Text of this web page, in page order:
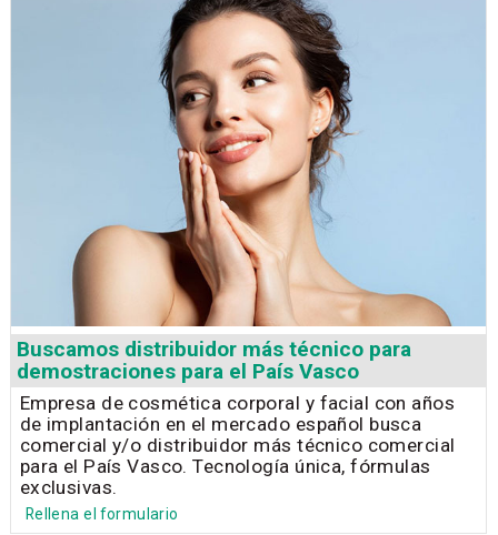
Buscamos distribuidor más técnico para
demostraciones para el País Vasco
Empresa de cosmética corporal y facial con años
de implantación en el mercado español busca
comercial y/o distribuidor más técnico comercial
para el País Vasco. Tecnología única, fórmulas
exclusivas.
Rellena el formulario